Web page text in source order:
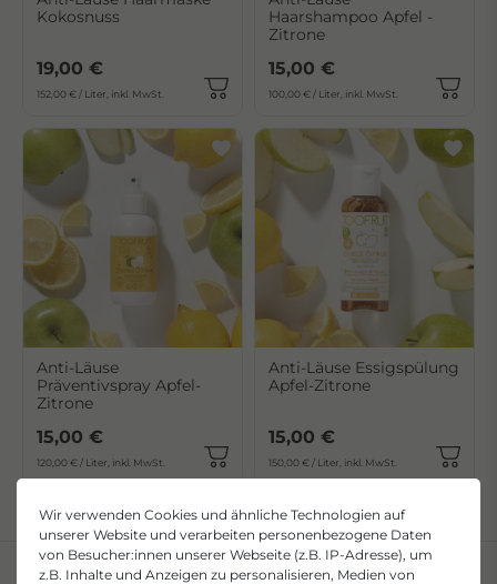
Kokosnuss
19,00 €
152,00 € / Liter, inkl. MwSt.
Haarshampoo Apfel -
Zitrone
15,00 €
100,00 € / Liter, inkl. MwSt.
Anti-Läuse
Präventivspray Apfel-
Zitrone
15,00 €
120,00 € / Liter, inkl. MwSt.
Anti-Läuse Essigspülung
Apfel-Zitrone
15,00 €
150,00 € / Liter, inkl. MwSt.
Wir verwenden Cookies und ähnliche Technologien auf
unserer Website und verarbeiten personenbezogene Daten
von Besucher:innen unserer Webseite (z.B. IP-Adresse), um
z.B. Inhalte und Anzeigen zu personalisieren, Medien von